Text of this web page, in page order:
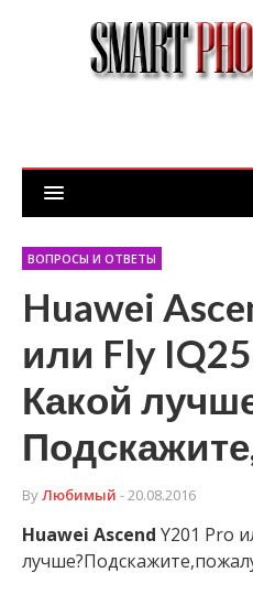
ВОПРОСЫ И ОТВЕТЫ
Huawei
или Fly
Какой
ByЛюбимый - 20.08.2016
Huawei Ascend Y201 Pro